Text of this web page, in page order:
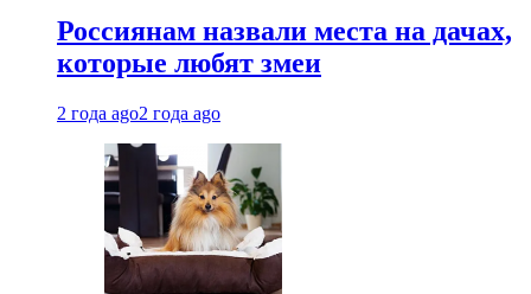
Россиянам назвали места на дачах,
которые любят змеи
2 года ago2 года ago